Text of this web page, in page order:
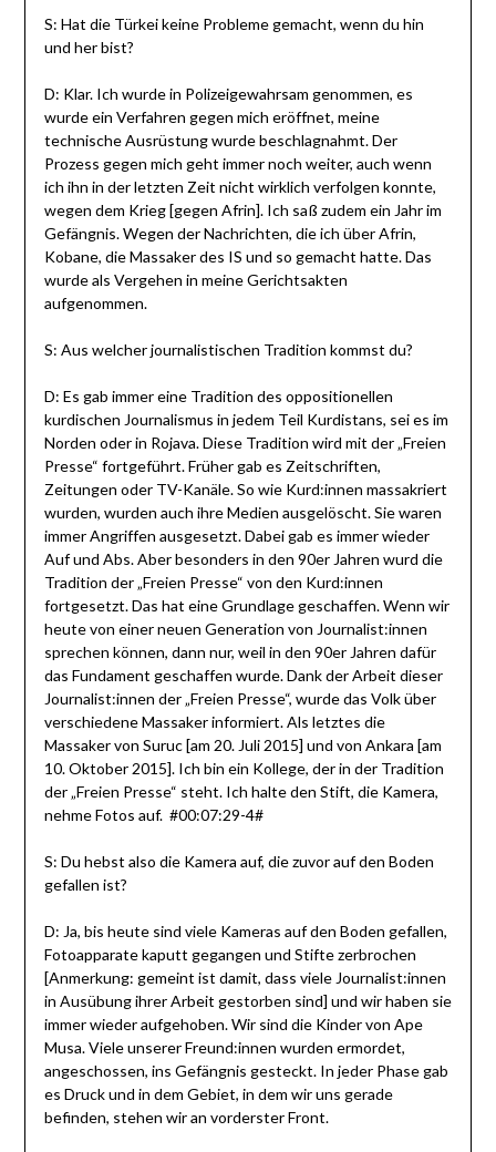
S: Hat die Türkei keine Probleme gemacht, wenn du hin
und her bist?
D: Klar. Ich wurde in Polizeigewahrsam genommen, es
wurde ein Verfahren gegen mich eröffnet, meine
technische Ausrüstung wurde beschlagnahmt. Der
Prozess gegen mich geht immer noch weiter, auch wenn
ich ihn in der letzten Zeit nicht wirklich verfolgen konnte,
wegen dem Krieg [gegen Afrin]. Ich saß zudem ein Jahr im
Gefängnis. Wegen der Nachrichten, die ich über Afrin,
Kobane, die Massaker des IS und so gemacht hatte. Das
wurde als Vergehen in meine Gerichtsakten
aufgenommen.
S: Aus welcher journalistischen Tradition kommst du?
D: Es gab immer eine Tradition des oppositionellen
kurdischen Journalismus in jedem Teil Kurdistans, sei es im
Norden oder in Rojava. Diese Tradition wird mit der „Freien
Presse“ fortgeführt. Früher gab es Zeitschriften,
Zeitungen oder TV-Kanäle. So wie Kurd:innen massakriert
wurden, wurden auch ihre Medien ausgelöscht. Sie waren
immer Angriffen ausgesetzt. Dabei gab es immer wieder
Auf und Abs. Aber besonders in den 90er Jahren wurd die
Tradition der „Freien Presse“ von den Kurd:innen
fortgesetzt. Das hat eine Grundlage geschaffen. Wenn wir
heute von einer neuen Generation von Journalist:innen
sprechen können, dann nur, weil in den 90er Jahren dafür
das Fundament geschaffen wurde. Dank der Arbeit dieser
Journalist:innen der „Freien Presse“, wurde das Volk über
verschiedene Massaker informiert. Als letztes die
Massaker von Suruc [am 20. Juli 2015] und von Ankara [am
10. Oktober 2015]. Ich bin ein Kollege, der in der Tradition
der „Freien Presse“ steht. Ich halte den Stift, die Kamera,
nehme Fotos auf. #00:07:29-4#
S: Du hebst also die Kamera auf, die zuvor auf den Boden
gefallen ist?
D: Ja, bis heute sind viele Kameras auf den Boden gefallen,
Fotoapparate kaputt gegangen und Stifte zerbrochen
[Anmerkung: gemeint ist damit, dass viele Journalist:innen
in Ausübung ihrer Arbeit gestorben sind] und wir haben sie
immer wieder aufgehoben. Wir sind die Kinder von Ape
Musa. Viele unserer Freund:innen wurden ermordet,
angeschossen, ins Gefängnis gesteckt. In jeder Phase gab
es Druck und in dem Gebiet, in dem wir uns gerade
befinden, stehen wir an vorderster Front.